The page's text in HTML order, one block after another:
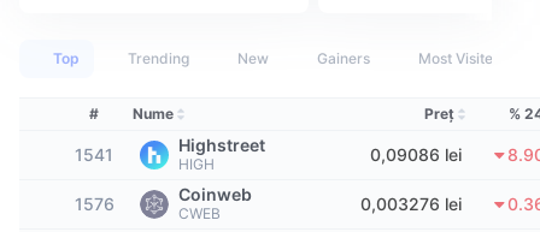
În tendințe
Urmează
Adăugate recent
Indicele de frică și lăcomie.
Indicele de sezon pentru Altcoin
Derivate
Prețuri
Resurse
CMC Launch
CMC Labs
Top Trending New Gainers Most Visited
# Nume Preţ %
1541 Highstreet
HIGH 0,09086 lei
1576 Coinweb
CWEB 0,003276 lei